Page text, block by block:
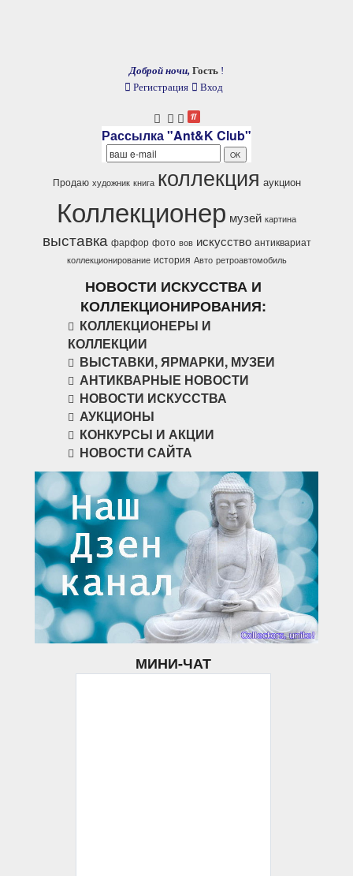
Доброй ночи, Гость !
Регистрация
Вход
Рассылка "Ant&K Club"
Продаю художник книга коллекция аукцион
Коллекционер музей картина
выставка фарфор фото вов искусство антиквариат
коллекционирование история Авто ретроавтомобиль
НОВОСТИ ИСКУССТВА И
КОЛЛЕКЦИОНИРОВАНИЯ:
КОЛЛЕКЦИОНЕРЫ И
КОЛЛЕКЦИИ
ВЫСТАВКИ, ЯРМАРКИ, МУЗЕИ
АНТИКВАРНЫЕ НОВОСТИ
НОВОСТИ ИСКУССТВА
АУКЦИОНЫ
КОНКУРСЫ И АКЦИИ
НОВОСТИ САЙТА
МИНИ-ЧАТ